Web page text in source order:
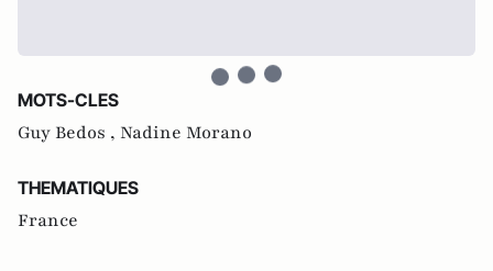
MOTS-CLES
Guy Bedos , Nadine Morano
THEMATIQUES
France